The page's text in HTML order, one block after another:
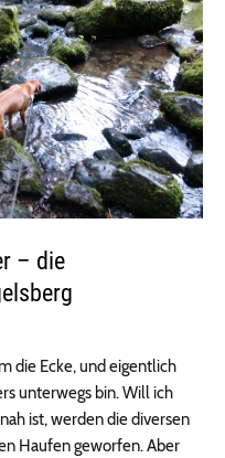
– die
die Ecke, und eigentlich
unterwegs bin. Will ich
ist, werden die diversen
Haufen geworfen. Aber